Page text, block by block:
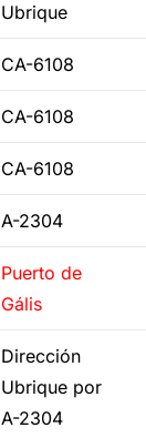
Ubrique
CA-6108
CA-6108
CA-6108
A-2304
Puerto de
Gális
Dirección
Ubrique por
A-2304